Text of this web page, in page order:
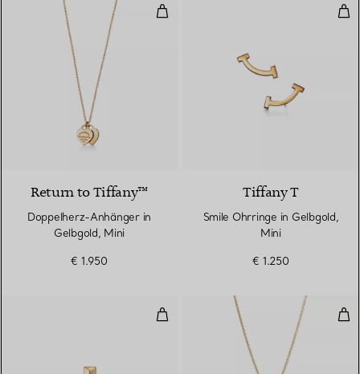
Doppelherz-Anhänger in
Return to Tiffany™
Doppelherz-Anhänger in
Gelbgold, Mini
€ 1.950
Tiffany T
Smile Ohrringe in Gelbgold,
Mini
€ 1.250
T One Ring in Gelbgold